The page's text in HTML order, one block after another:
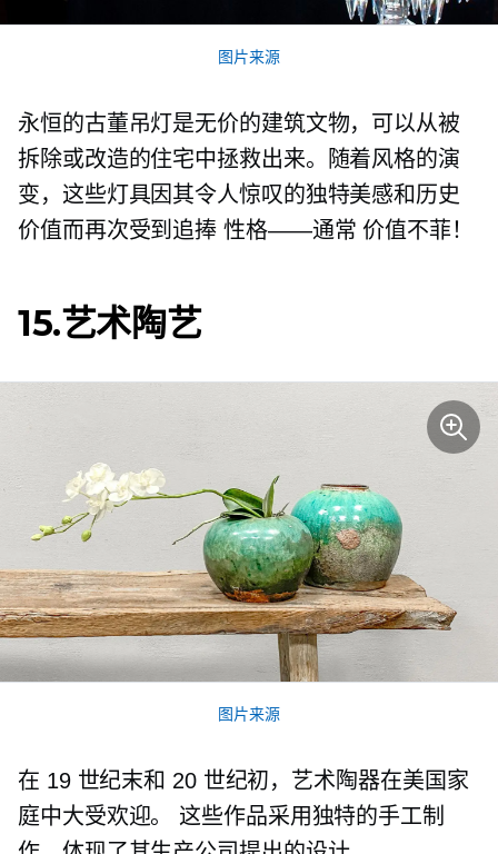
图片来源
永恒的古董吊灯是无价的建筑文物，可以从被
拆除或改造的住宅中拯救出来。随着风格的演
变，这些灯具因其令人惊叹的独特美感和历史
价值而再次受到追捧 性格——通常 价值不菲！
15.艺术陶艺
图片来源
在 19 世纪末和 20 世纪初，艺术陶器在美国家
庭中大受欢迎。 这些作品采用独特的手工制